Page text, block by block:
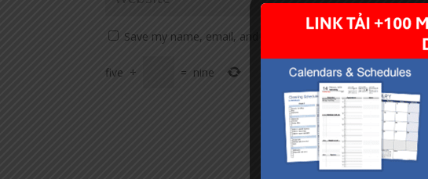
Save my name, email, and website in this browser for the
five + = nine